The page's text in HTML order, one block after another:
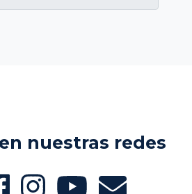
nuestras redes